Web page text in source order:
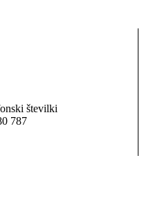
številki
787